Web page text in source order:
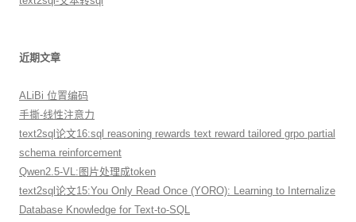
近期文章
ALiBi 位置编码
手撕-线性注意力
text2sql论文16:sql reasoning rewards text reward tailored grpo partial
schema reinforcement
Qwen2.5-VL:图片处理成token
text2sql论文15:You Only Read Once (YORO): Learning to Internalize
Database Knowledge for Text-to-SQL